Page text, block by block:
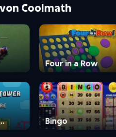
Coolmath
Four in a Row
Bingo